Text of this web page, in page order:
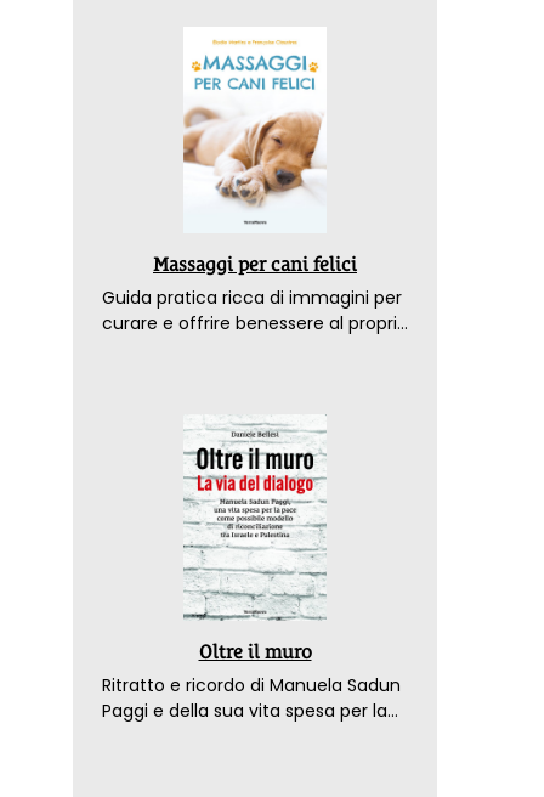
Massaggi per cani felici
Guida pratica ricca di immagini per
curare e offrire benessere al proprio
Oltre il muro
Ritratto e ricordo di Manuela Sadun
Paggi e della sua vita spesa per la